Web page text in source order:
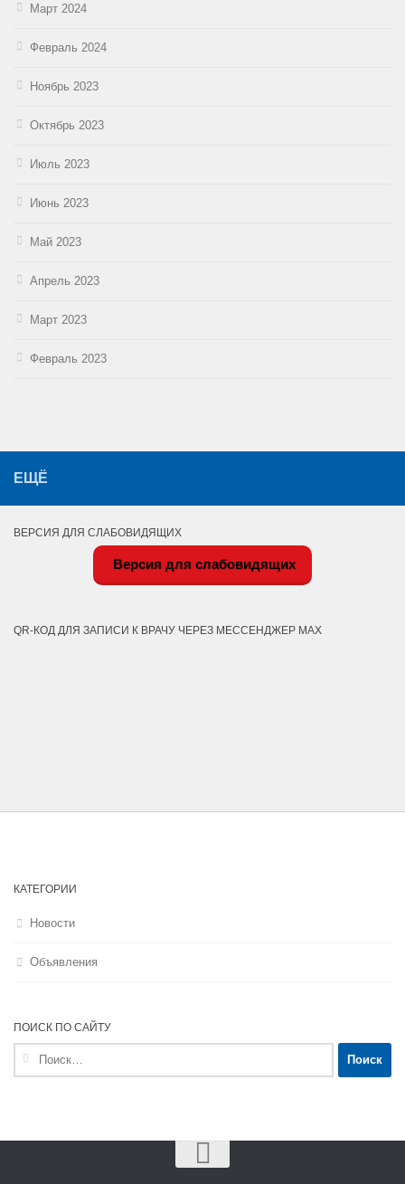
Март 2024
Февраль 2024
Ноябрь 2023
Октябрь 2023
Июль 2023
Июнь 2023
Май 2023
Апрель 2023
Март 2023
Февраль 2023
ЕЩЁ
ВЕРСИЯ ДЛЯ СЛАБОВИДЯЩИХ
Версия для слабовидящих
QR-КОД ДЛЯ ЗАПИСИ К ВРАЧУ ЧЕРЕЗ МЕССЕНДЖЕР MAX
КАТЕГОРИИ
Новости
Объявления
ПОИСК ПО САЙТУ
Найти: